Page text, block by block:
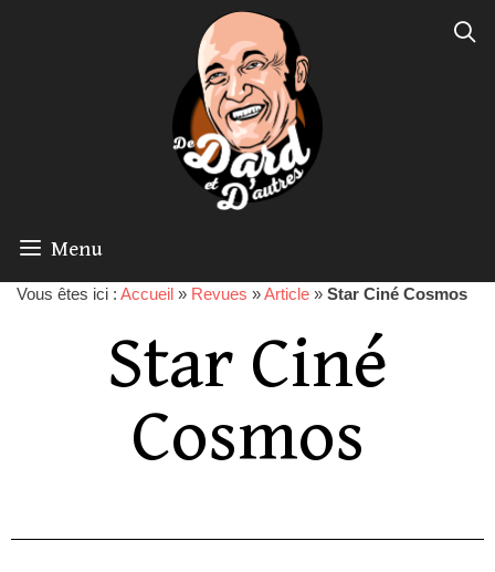
Menu
Vous êtes ici : Accueil » Revues »Article » Star Ciné Cosmos
Star Ciné
Cosmos